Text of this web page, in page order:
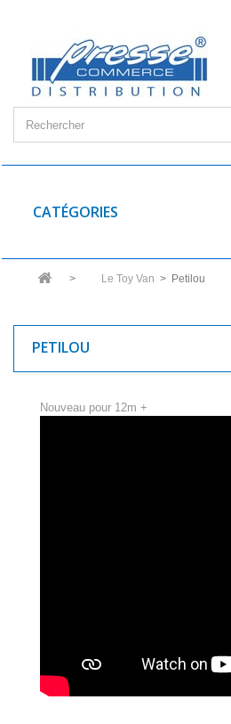
CATÉGORIES
> Le Toy Van > Petilou
PETILOU
Nouveau pour 12m +